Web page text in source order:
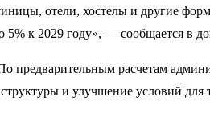
отели, хостелы и другие
5% к 2029 году», — сообщается в
расчетам
и улучшение условий